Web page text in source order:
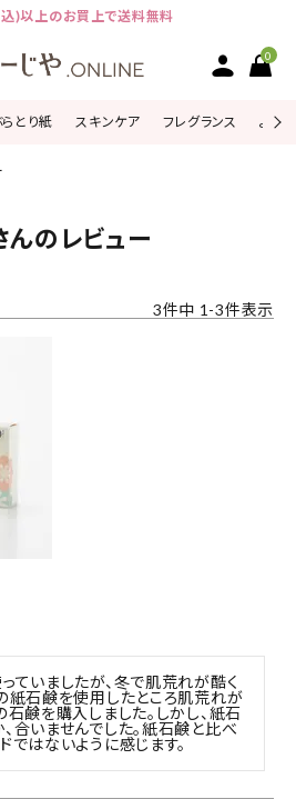
)以上のお買上で送料無料
0
とり紙 スキンケア フレグランス よじ
わせ)
んのレビュー
3件中 1 -3件表示
ていましたが、冬で肌荒れが酷く
紙石鹸を使用したところ肌荒れが
石鹸を購入しました。しかし、紙石
合いませんでした。紙石鹸と比べ
ではないように感じます。